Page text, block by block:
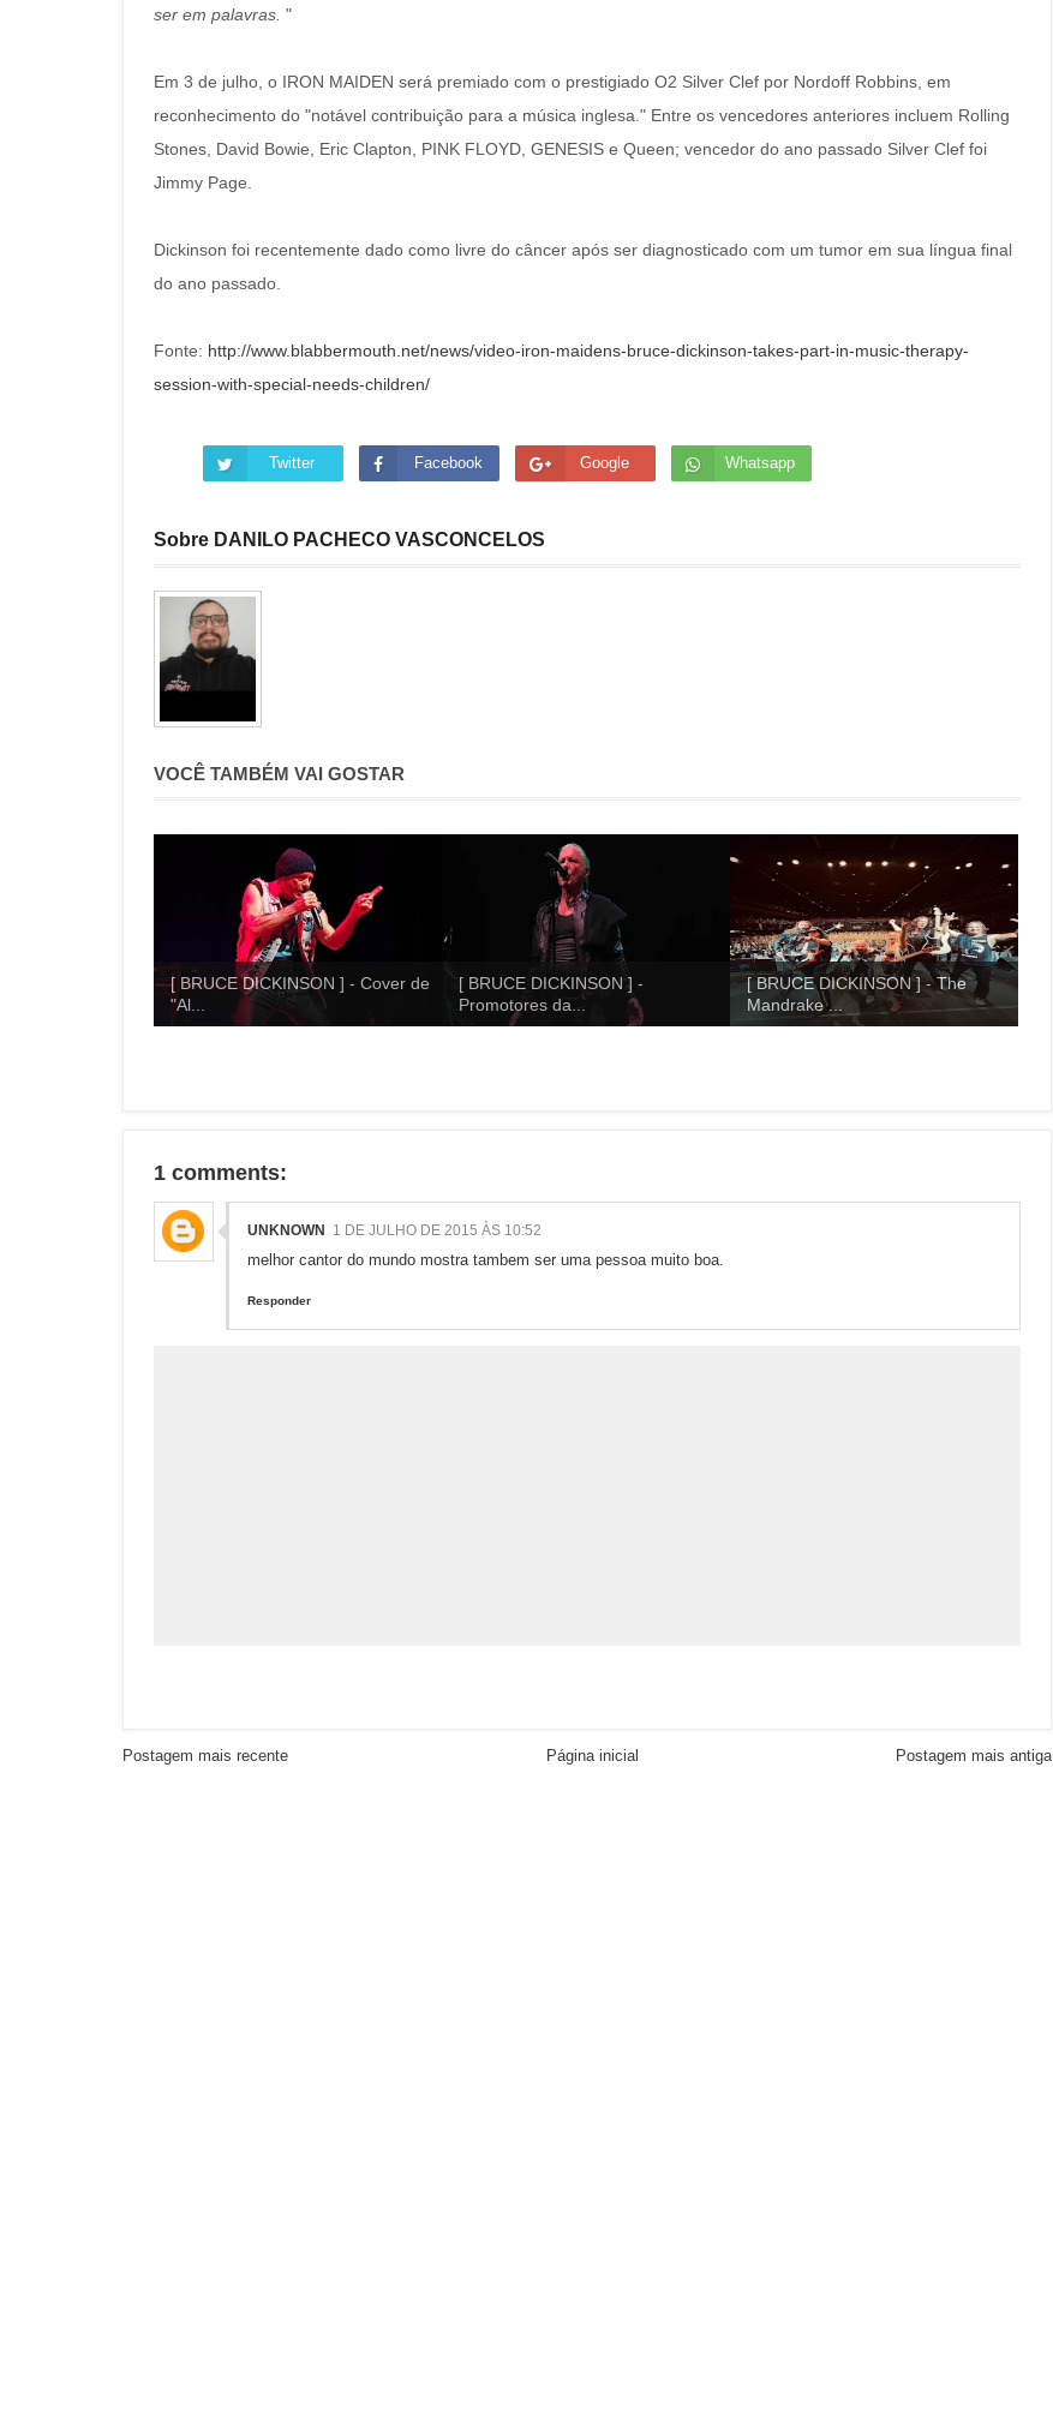
ser em palavras. "
Em 3 de julho, o IRON MAIDEN será premiado com o prestigiado O2 Silver Clef por Nordoff Robbins, em
reconhecimento do "notável contribuição para a música inglesa." Entre os vencedores anteriores incluem Rolling
Stones, David Bowie, Eric Clapton, PINK FLOYD, GENESIS e Queen; vencedor do ano passado Silver Clef foi
Jimmy Page.
Dickinson foi recentemente dado como livre do câncer após ser diagnosticado com um tumor em sua língua final
do ano passado.
Fonte: http://www.blabbermouth.net/news/video-iron-maidens-bruce-dickinson-takes-part-in-music-therapy-
session-with-special-needs-children/
Twitter Facebook Google Whatsapp
Sobre DANILO PACHECO VASCONCELOS
VOCÊ TAMBÉM VAI GOSTAR
[ BRUCE DICKINSON ] - Cover de
"Al...
[ BRUCE DICKINSON ] -
Promotores da...
[ BRUCE DICKINSON ] - The
Mandrake ...
1 comments:
UNKNOWN 1 DE JULHO DE 2015 ÀS 10:52
melhor cantor do mundo mostra tambem ser uma pessoa muito boa.
Responder
Postagem mais recente Postagem mais antiga
Página inicial